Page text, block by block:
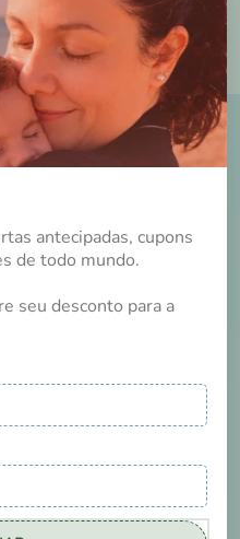
antecipadas, cupons
de todo mundo.
seu desconto para a